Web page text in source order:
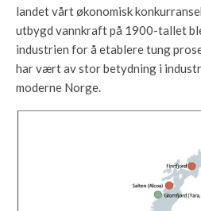
landet vårt økonomisk
utbygd vannkraft på 1900-tallet
industrien for å etablere tung
har vært av stor betydning i
moderne Norge.